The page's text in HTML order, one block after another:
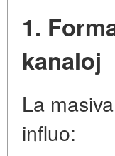
1.
kanaloj
La
influo: